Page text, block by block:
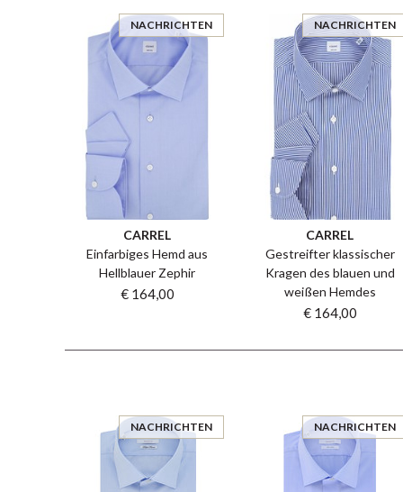
NACHRICHTEN
CARREL
Einfarbiges Hemd aus
Hellblauer Zephir
€ 164,00
NACHRICHTEN
CARREL
Gestreifter klassischer
Kragen des blauen und
weißen Hemdes
€ 164,00
NACHRICHTEN NACHRICHTEN